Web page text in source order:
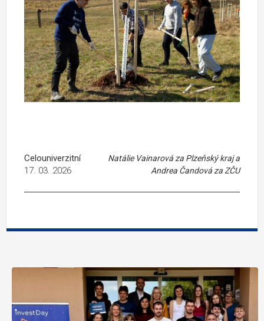
Celouniverzitní
Natálie Vainarová za Plzeňský kraj a
Andrea Čandová za ZČU
17. 03. 2026